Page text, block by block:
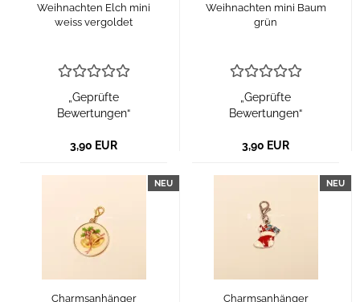
Weihnachten Elch mini
weiss vergoldet
„Geprüfte
Bewertungen“
3,90 EUR
Weihnachten mini Baum
grün
„Geprüfte
Bewertungen“
3,90 EUR
NEU
Charmsanhänger
NEU
Charmsanhänger